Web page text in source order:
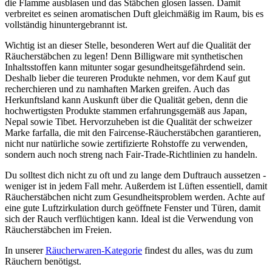
die Flamme ausblasen und das Stäbchen glosen lassen. Damit
verbreitet es seinen aromatischen Duft gleichmäßig im Raum, bis es
vollständig hinuntergebrannt ist.
Wichtig ist an dieser Stelle, besonderen Wert auf die Qualität der
Räucherstäbchen zu legen! Denn Billigware mit synthetischen
Inhaltsstoffen kann mitunter sogar gesundheitsgefährdend sein.
Deshalb lieber die teureren Produkte nehmen, vor dem Kauf gut
recherchieren und zu namhaften Marken greifen. Auch das
Herkunftsland kann Auskunft über die Qualität geben, denn die
hochwertigsten Produkte stammen erfahrungsgemäß aus Japan,
Nepal sowie Tibet. Hervorzuheben ist die Qualität der schweizer
Marke farfalla, die mit den Faircense-Räucherstäbchen garantieren,
nicht nur natürliche sowie zertifizierte Rohstoffe zu verwenden,
sondern auch noch streng nach Fair-Trade-Richtlinien zu handeln.
Du solltest dich nicht zu oft und zu lange dem Duftrauch aussetzen -
weniger ist in jedem Fall mehr. Außerdem ist Lüften essentiell, damit
Räucherstäbchen nicht zum Gesundheitsproblem werden. Achte auf
eine gute Luftzirkulation durch geöffnete Fenster und Türen, damit
sich der Rauch verflüchtigen kann. Ideal ist die Verwendung von
Räucherstäbchen im Freien.
In unsererRäucherwaren-Kategorie findest du alles, was du zum
Räuchern benötigst.